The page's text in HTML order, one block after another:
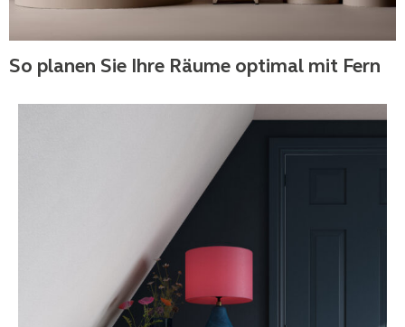
So planen Sie Ihre Räume optimal mit Fern